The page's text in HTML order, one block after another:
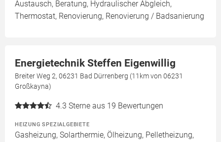
Austausch, Beratung, Hydraulischer Abgleich,
Thermostat, Renovierung, Renovierung / Badsanierung
Energietechnik Steffen Eigenwillig
Breiter Weg 2, 06231 Bad Dürrenberg (11km von 06231
Großkayna)
4.3 Sterne aus 19 Bewertungen
HEIZUNG SPEZIALGEBIETE
Gasheizung, Solarthermie, Ölheizung, Pelletheizung,